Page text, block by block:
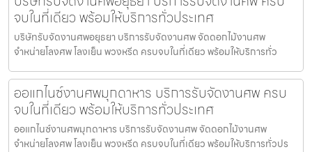
จบในที่เดียว พร้อมให้บริการทั่วประเทศ
บริษัทรับจัดงานศพอยุธยา บริการรับจัดงานศพ จัดดอกไม้งานศพ
จำหน่ายโลงศพ โลงเย็น พวงหรีด ครบจบในที่เดียว พร้อมให้บริการทั่ว
ออแกไนซ์งานศพมุกดาหาร บริการรับจัดงานศพ ครบ
จบในที่เดียว พร้อมให้บริการทั่วประเทศ
ออแกไนซ์งานศพมุกดาหาร บริการรับจัดงานศพ จัดดอกไม้งานศพ
จำหน่ายโลงศพ โลงเย็น พวงหรีด ครบจบในที่เดียว พร้อมให้บริการทั่วปร